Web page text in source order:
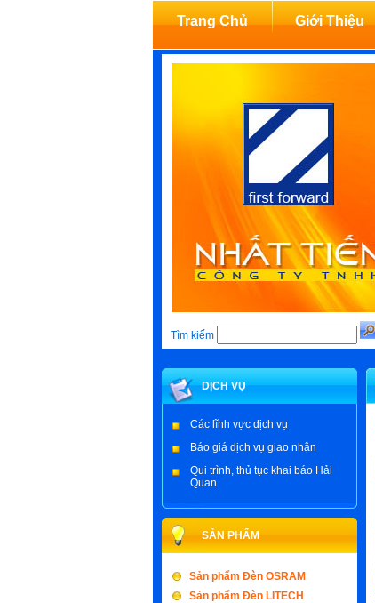
Trang Chủ Giới Thiệu
Tìm kiếm
DỊCH VỤ
Các lĩnh vực dịch vụ
Báo giá dịch vụ giao nhận
Qui trình, thủ tục khai báo Hải
Quan
SẢN PHẨM
Sản phẩm Đèn OSRAM
Sản phẩm Đèn LITECH